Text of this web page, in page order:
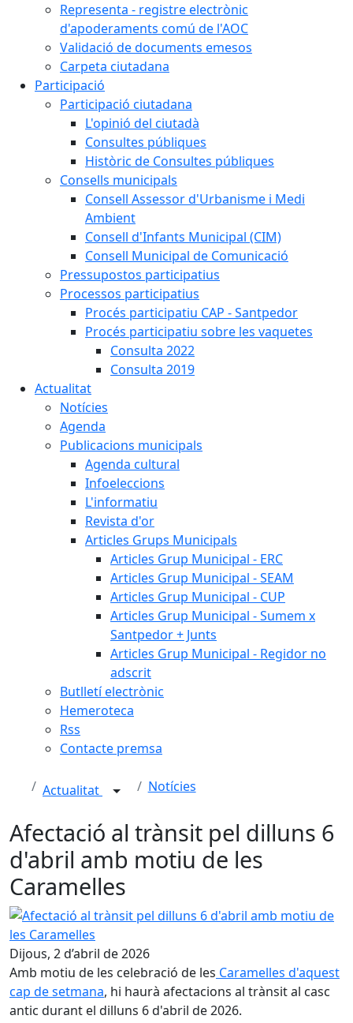
Representa - registre electrònic
d'apoderaments comú de l'AOC
Validació de documents emesos
Carpeta ciutadana
Participació
Participació ciutadana
L'opinió del ciutadà
Consultes públiques
Històric de Consultes públiques
Consells municipals
Consell Assessor d'Urbanisme i Medi
Ambient
Consell d'Infants Municipal (CIM)
Consell Municipal de Comunicació
Pressupostos participatius
Processos participatius
Procés participatiu CAP - Santpedor
Procés participatiu sobre les vaquetes
Consulta 2022
Consulta 2019
Actualitat
Notícies
Agenda
Publicacions municipals
Agenda cultural
Infoeleccions
L'informatiu
Revista d'or
Articles Grups Municipals
Articles Grup Municipal - ERC
Articles Grup Municipal - SEAM
Articles Grup Municipal - CUP
Articles Grup Municipal - Sumem x
Santpedor + Junts
Articles Grup Municipal - Regidor no
adscrit
Butlletí electrònic
Hemeroteca
Rss
Contacte premsa
Actualitat Notícies
Afectació al trànsit pel dilluns 6
d'abril amb motiu de les
Caramelles
Afectació al trànsit pel dilluns 6 d'abril amb motiu de les
Dijous, 2 d’abril de 2026
Amb motiu de les celebració de les Caramelles d'aquest
cap de setmana, hi haurà afectacions al trànsit al casc
antic durant el dilluns 6 d'abril de 2026.